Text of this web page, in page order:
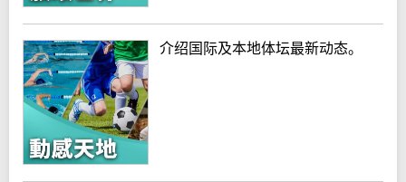
介绍国际及本地体坛最新动态。